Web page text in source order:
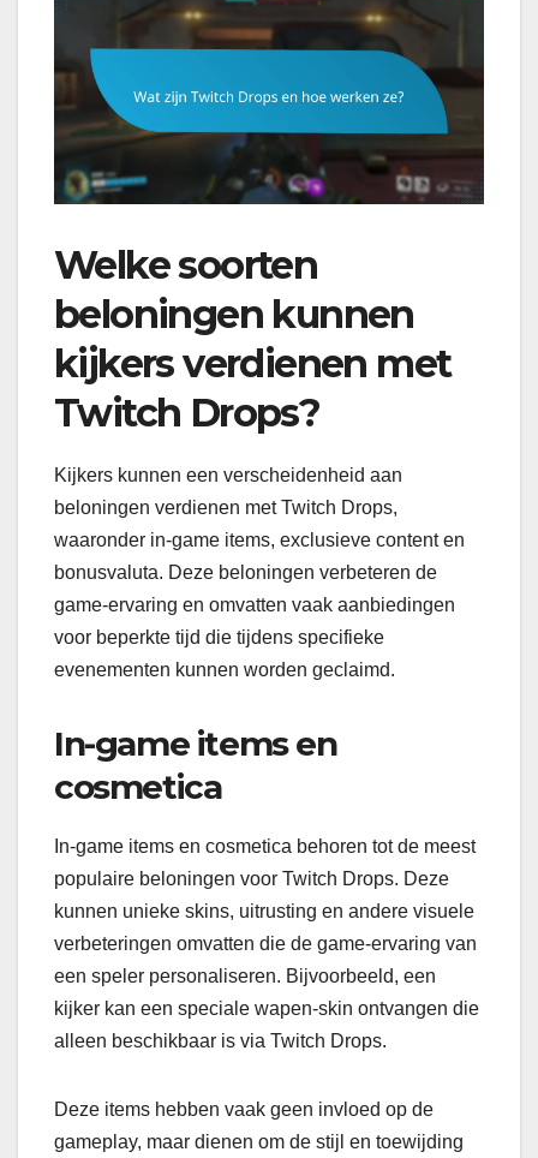
Welke soorten
beloningen kunnen
kijkers verdienen met
Twitch Drops?
Kijkers kunnen een verscheidenheid aan
beloningen verdienen met Twitch Drops,
waaronder in-game items, exclusieve content en
bonusvaluta. Deze beloningen verbeteren de
game-ervaring en omvatten vaak aanbiedingen
voor beperkte tijd die tijdens specifieke
evenementen kunnen worden geclaimd.
In-game items en
cosmetica
In-game items en cosmetica behoren tot de meest
populaire beloningen voor Twitch Drops. Deze
kunnen unieke skins, uitrusting en andere visuele
verbeteringen omvatten die de game-ervaring van
een speler personaliseren. Bijvoorbeeld, een
kijker kan een speciale wapen-skin ontvangen die
alleen beschikbaar is via Twitch Drops.
Deze items hebben vaak geen invloed op de
gameplay, maar dienen om de stijl en toewijding